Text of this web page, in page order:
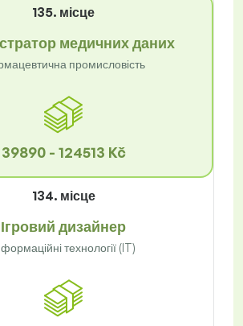
135. місце
медичних даних
промисловість
39890 - 124513 Kč
134. місце
Ігровий дизайнер
технології (IT)